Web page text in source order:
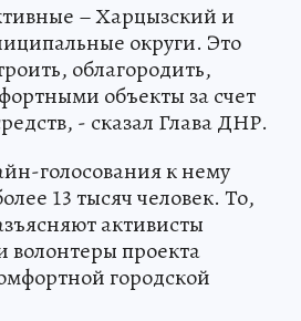
– Харцызский и
округи. Это
облагородить,
объекты за счет
- сказал Глава ДНР.
голосования к нему
13 тысяч человек. То,
активисты
волонтеры проекта
городской